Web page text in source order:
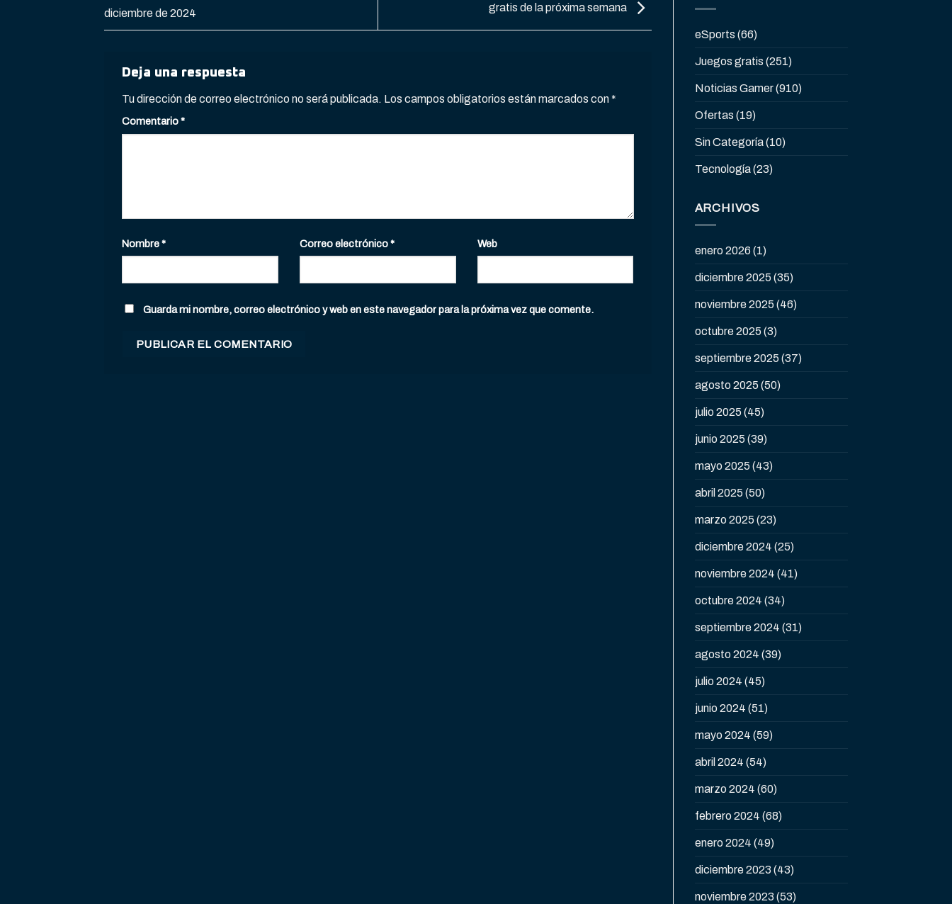
diciembre de 2024
gratis de la próxima semana
Deja una respuesta
Tu dirección de correo electrónico no será publicada. Los campos obligatorios están marcados con*
Comentario*
Nombre* Correo electrónico* Web
Guarda mi nombre, correo electrónico y web en este navegador para la próxima vez que comente.
eSports (66)
Juegos gratis (251)
Noticias Gamer(910)
Ofertas (19)
Sin Categoría(10)
Tecnología(23)
ARCHIVOS
enero 2026 (1)
diciembre 2025 (35)
noviembre 2025 (46)
octubre 2025 (3)
septiembre 2025 (37)
agosto 2025 (50)
julio 2025 (45)
junio 2025 (39)
mayo 2025 (43)
abril 2025 (50)
marzo 2025 (23)
diciembre 2024 (25)
noviembre 2024 (41)
octubre 2024 (34)
septiembre 2024 (31)
agosto 2024 (39)
julio 2024 (45)
junio 2024 (51)
mayo 2024 (59)
abril 2024 (54)
marzo 2024 (60)
febrero 2024 (68)
enero 2024 (49)
diciembre 2023 (43)
noviembre 2023 (53)